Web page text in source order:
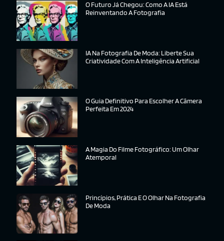
O Futuro Já Chegou: Como A IA Está
Reinventando A Fotografia
IA Na Fotografia De Moda: Liberte Sua
Criatividade Com A Inteligência Artificial
O Guia Definitivo Para Escolher A Câmera
Perfeita Em 2024
A Magia Do Filme Fotográfico: Um Olhar
Atemporal
Princípios, Prática E O Olhar Na Fotografia
De Moda